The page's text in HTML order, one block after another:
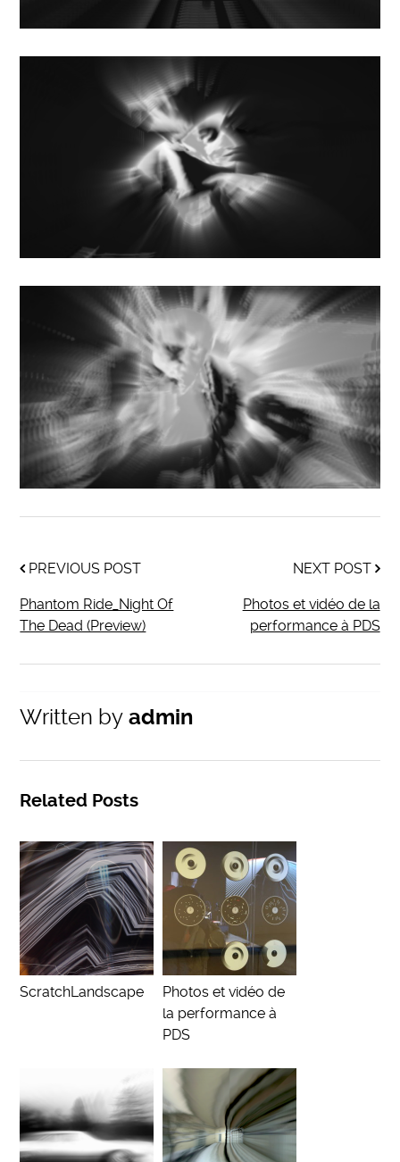
PREVIOUS POST
Phantom Ride_Night Of
The Dead (Preview)
NEXT POST
Photos et vidéo de la
performance à PDS
Written by admin
Related Posts
ScratchLandscape
Photos et vidéo de
la performance à
PDS